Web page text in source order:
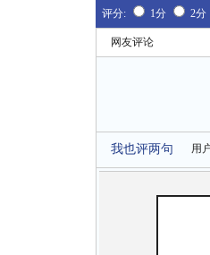
评分: 1分 2分
网友评论
我也评两句 用